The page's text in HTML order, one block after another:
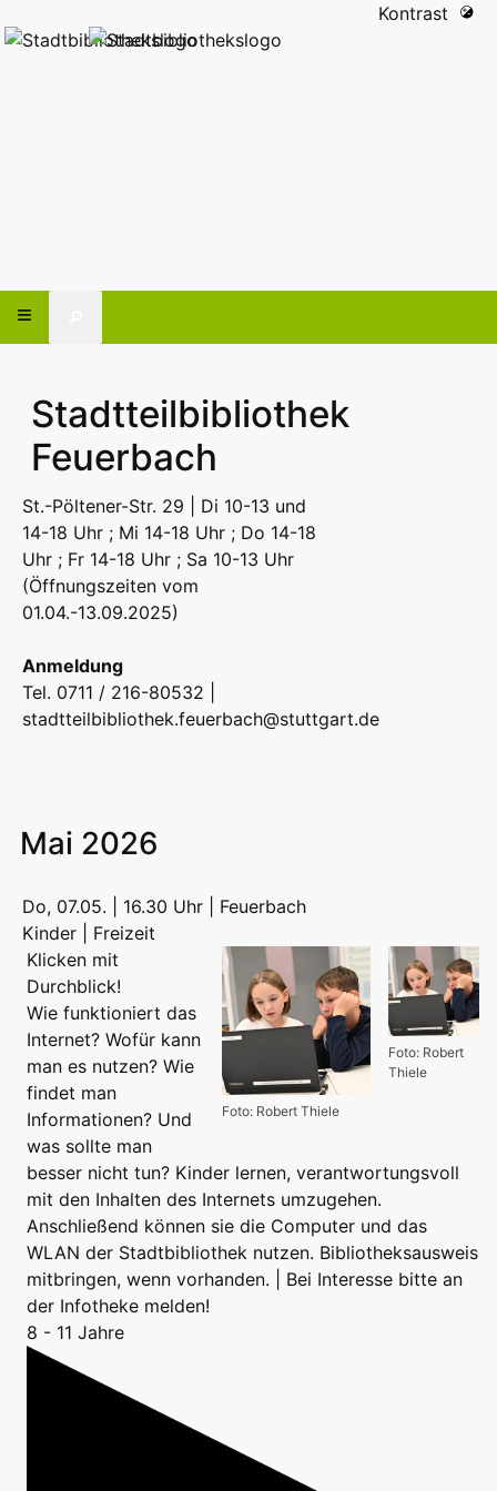
Kontrast
Stadtteilbibliothek
Feuerbach
St.-Pöltener-Str. 29 | Di 10-13 und
14-18 Uhr ; Mi 14-18 Uhr ; Do 14-18
Uhr ; Fr 14-18 Uhr ; Sa 10-13 Uhr
(Öffnungszeiten vom
01.04.-13.09.2025)
Anmeldung
Tel. 0711 / 216-80532 |
stadtteilbibliothek.feuerbach@stuttgart.de
Mai 2026
Do, 07.05. | 16.30 Uhr | Feuerbach
Kinder | Freizeit
Foto: Robert
Thiele
Foto: Robert Thiele
Klicken mit
Durchblick!
Wie funktioniert das
Internet? Wofür kann
man es nutzen? Wie
findet man
Informationen? Und
was sollte man
besser nicht tun? Kinder lernen, verantwortungsvoll
mit den Inhalten des Internets umzugehen.
Anschließend können sie die Computer und das
WLAN der Stadtbibliothek nutzen. Bibliotheksausweis
mitbringen, wenn vorhanden. | Bei Interesse bitte an
der Infotheke melden!
8 - 11 Jahre